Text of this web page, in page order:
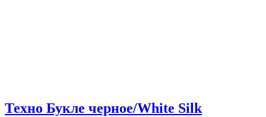
Техно Букле черное/White Silk